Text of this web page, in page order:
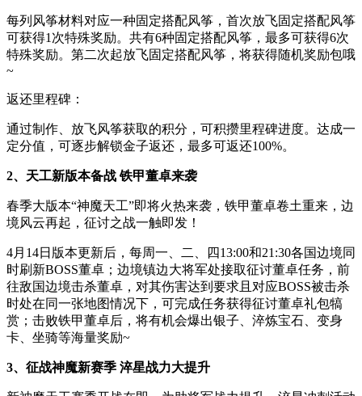
每列风筝材料对应一种固定搭配风筝，首次放飞固定搭配风筝
可获得1次特殊奖励。共有6种固定搭配风筝，最多可获得6次
特殊奖励。第二次起放飞固定搭配风筝，将获得随机奖励包哦
~
返还里程碑：
通过制作、放飞风筝获取的积分，可积攒里程碑进度。达成一
定分值，可逐步解锁金子返还，最多可返还100%。
2、天工新版本备战 铁甲董卓来袭
春季大版本“神魔天工”即将火热来袭，铁甲董卓卷土重来，边
境风云再起，征讨之战一触即发！
4月14日版本更新后，每周一、二、四13:00和21:30各国边境同
时刷新BOSS董卓；边境镇边大将军处接取征讨董卓任务，前
往敌国边境击杀董卓，对其伤害达到要求且对应BOSS被击杀
时处在同一张地图情况下，可完成任务获得征讨董卓礼包犒
赏；击败铁甲董卓后，将有机会爆出银子、淬炼宝石、变身
卡、坐骑等海量奖励~
3、征战神魔新赛季 淬星战力大提升